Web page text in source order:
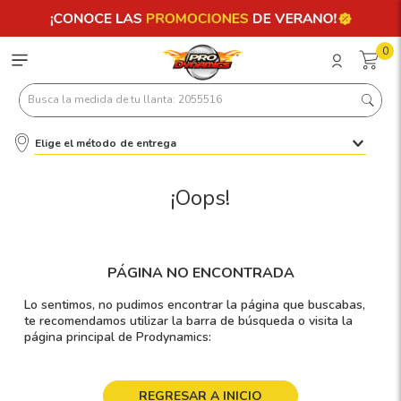
0
Busca la medida de tu llanta: 2055516
Elige el método de entrega
¡Oops!
PÁGINA NO ENCONTRADA
Lo sentimos, no pudimos encontrar la página que buscabas,
te recomendamos utilizar la barra de búsqueda o visita la
página principal de Prodynamics:
REGRESAR A INICIO
Términos más buscados
2
4.215
5.185
6.